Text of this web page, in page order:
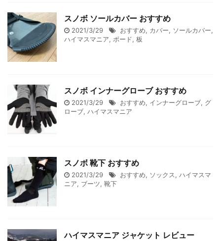
スノボ ソールカバー おすすめ
2021/3/29 おすすめ, カバー, ソールカバー,
ハイマスマニア, ボード, 板
スノボ インナーグローブ おすすめ
2021/3/29 おすすめ, インナーグローブ, グ
ローブ, ハイマスマニア
スノボ 靴下 おすすめ
2021/3/29 おすすめ, ソックス, ハイマスマ
ニア, ブーツ, 靴下
ハイマスマニア ジャケット レビュー